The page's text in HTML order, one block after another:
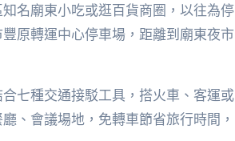
名廟東小吃或逛百貨商圈，以往為停
原轉運中心停車場，距離到廟東夜市
七種交通接駁工具，搭火車、客運或
、會議場地，免轉車節省旅行時間，